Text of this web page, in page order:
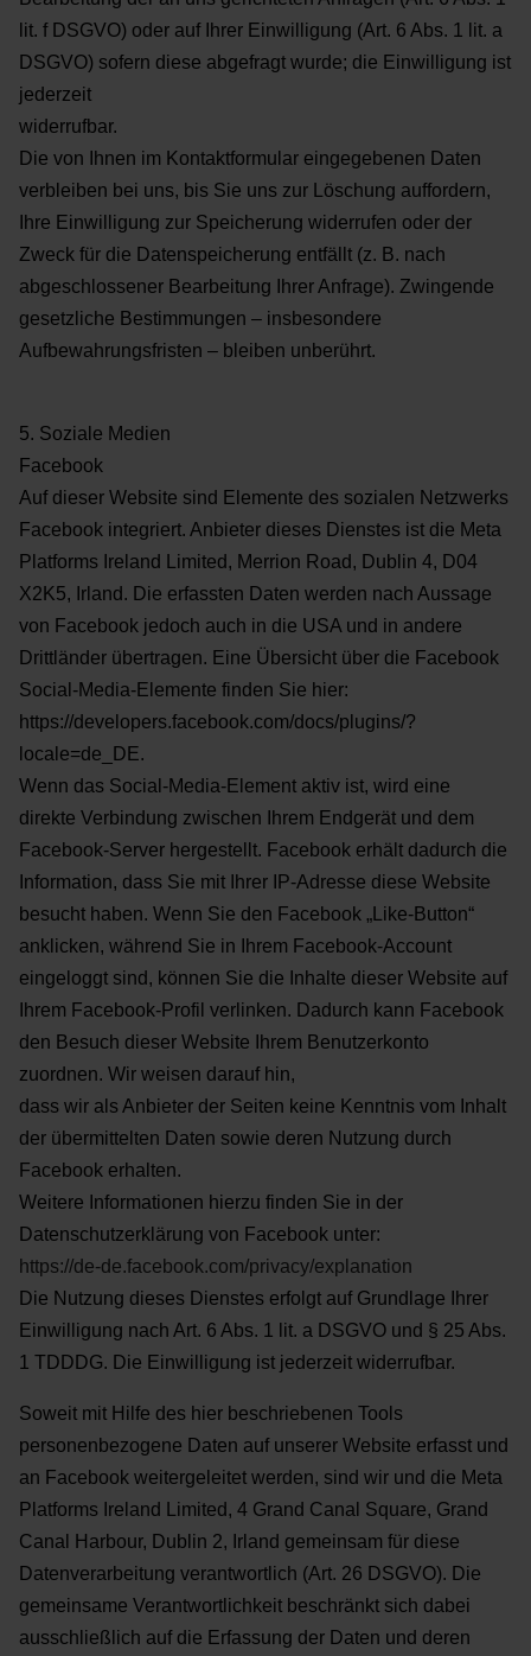
lit. f DSGVO) oder auf Ihrer Einwilligung (Art. 6 Abs. 1 lit. a
DSGVO) sofern diese abgefragt wurde; die Einwilligung ist
jederzeit
widerrufbar.
Die von Ihnen im Kontaktformular eingegebenen Daten
verbleiben bei uns, bis Sie uns zur Löschung auffordern,
Ihre Einwilligung zur Speicherung widerrufen oder der
Zweck für die Datenspeicherung entfällt (z. B. nach
abgeschlossener Bearbeitung Ihrer Anfrage). Zwingende
gesetzliche Bestimmungen – insbesondere
Aufbewahrungsfristen – bleiben unberührt.
5. Soziale Medien
Facebook
Auf dieser Website sind Elemente des sozialen Netzwerks
Facebook integriert. Anbieter dieses Dienstes ist die Meta
Platforms Ireland Limited, Merrion Road, Dublin 4, D04
X2K5, Irland. Die erfassten Daten werden nach Aussage
von Facebook jedoch auch in die USA und in andere
Drittländer übertragen. Eine Übersicht über die Facebook
Social-Media-Elemente finden Sie hier:
https://developers.facebook.com/docs/plugins/?
locale=de_DE.
Wenn das Social-Media-Element aktiv ist, wird eine
direkte Verbindung zwischen Ihrem Endgerät und dem
Facebook-Server hergestellt. Facebook erhält dadurch die
Information, dass Sie mit Ihrer IP-Adresse diese Website
besucht haben. Wenn Sie den Facebook „Like-Button“
anklicken, während Sie in Ihrem Facebook-Account
eingeloggt sind, können Sie die Inhalte dieser Website auf
Ihrem Facebook-Profil verlinken. Dadurch kann Facebook
den Besuch dieser Website Ihrem Benutzerkonto
zuordnen. Wir weisen darauf hin,
dass wir als Anbieter der Seiten keine Kenntnis vom Inhalt
der übermittelten Daten sowie deren Nutzung durch
Facebook erhalten.
Weitere Informationen hierzu finden Sie in der
Datenschutzerklärung von Facebook unter:
https://de-de.facebook.com/privacy/explanation
Die Nutzung dieses Dienstes erfolgt auf Grundlage Ihrer
Einwilligung nach Art. 6 Abs. 1 lit. a DSGVO und § 25 Abs.
1 TDDDG. Die Einwilligung ist jederzeit widerrufbar.
Soweit mit Hilfe des hier beschriebenen Tools
personenbezogene Daten auf unserer Website erfasst und
an Facebook weitergeleitet werden, sind wir und die Meta
Platforms Ireland Limited, 4 Grand Canal Square, Grand
Canal Harbour, Dublin 2, Irland gemeinsam für diese
Datenverarbeitung verantwortlich (Art. 26 DSGVO). Die
gemeinsame Verantwortlichkeit beschränkt sich dabei
ausschließlich auf die Erfassung der Daten und deren